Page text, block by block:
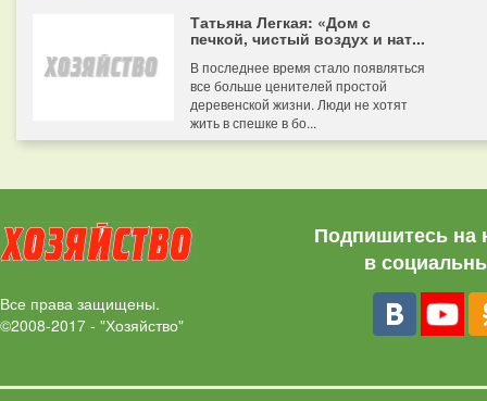
Татьяна Легкая: «Дом с
печкой, чистый воздух и нат...
В последнее время стало появляться
все больше ценителей простой
деревенской жизни. Люди не хотят
жить в спешке в бо...
Все права защищены.
©2008-2017 - "Хозяйство"
Подпишитесь на
в